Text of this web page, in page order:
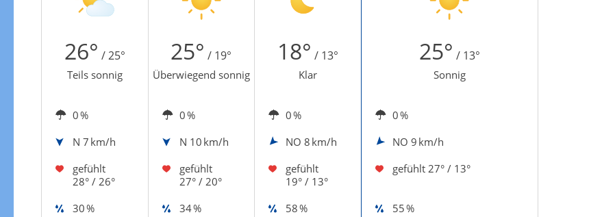
26° / 25° 25° / 19° 18° / 13° 25° / 13°
Teils sonnig Überwiegend sonnig Klar Sonnig
0 % 0 % 0 %
0 %
N 7 km/h N 10 km/h NO 8 km/h NO 9 km/h
gefühlt
28° / 26°
gefühlt
27° / 20°
gefühlt
19° / 13°
gefühlt 27° / 13°
30 % 34 % 58 %
55 %